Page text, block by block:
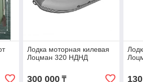
Лодка моторная килевая
Лоцман 320 НДНД
300 000₸